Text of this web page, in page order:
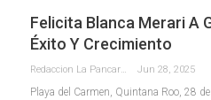
Felicita Blanca Merari A
Éxito Y Crecimiento
Redaccion La Pancarta De Quintana Roo Jun 28, 2025
Playa del Carmen, Quintana Roo, 28